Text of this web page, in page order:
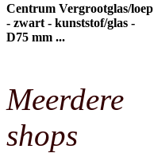
Centrum Vergrootglas/loep
- zwart - kunststof/glas -
D75 mm ...
Meerdere
shops